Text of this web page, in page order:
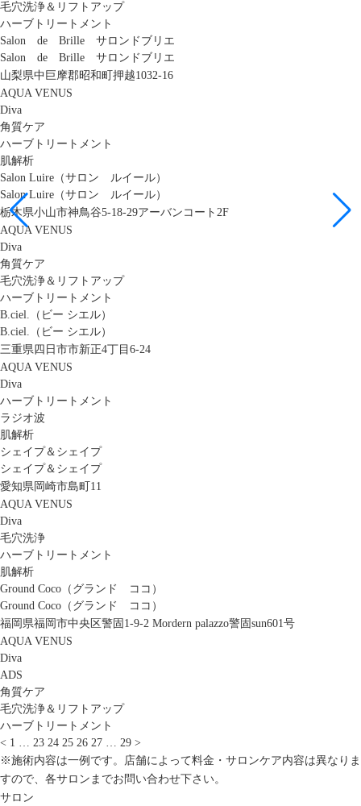
毛穴洗浄＆リフトアップ
ハーブトリートメント
Salon de Brille サロンドブリエ
Salon de Brille サロンドブリエ
山梨県中巨摩郡昭和町押越1032-16
AQUA VENUS
Diva
角質ケア
ハーブトリートメント
肌解析
Salon Luire（サロン ルイール）
Salon Luire（サロン ルイール）
栃木県小山市神鳥谷5-18-29アーバンコート2F
AQUA VENUS
Diva
角質ケア
毛穴洗浄＆リフトアップ
ハーブトリートメント
B.ciel.（ビー シエル）
B.ciel.（ビー シエル）
三重県四日市市新正4丁目6-24
AQUA VENUS
Diva
ハーブトリートメント
ラジオ波
肌解析
シェイプ＆シェイプ
シェイプ＆シェイプ
愛知県岡崎市島町11
AQUA VENUS
Diva
毛穴洗浄
ハーブトリートメント
肌解析
Ground Coco（グランド ココ）
Ground Coco（グランド ココ）
福岡県福岡市中央区警固1-9-2 Mordern palazzo警固sun601号
AQUA VENUS
Diva
ADS
角質ケア
毛穴洗浄＆リフトアップ
ハーブトリートメント
< 1 … 23 24 25 26 27 … 29 >
※施術内容は一例です。店舗によって料金・サロンケア内容は異なりま
すので、各サロンまでお問い合わせ下さい。
サロン